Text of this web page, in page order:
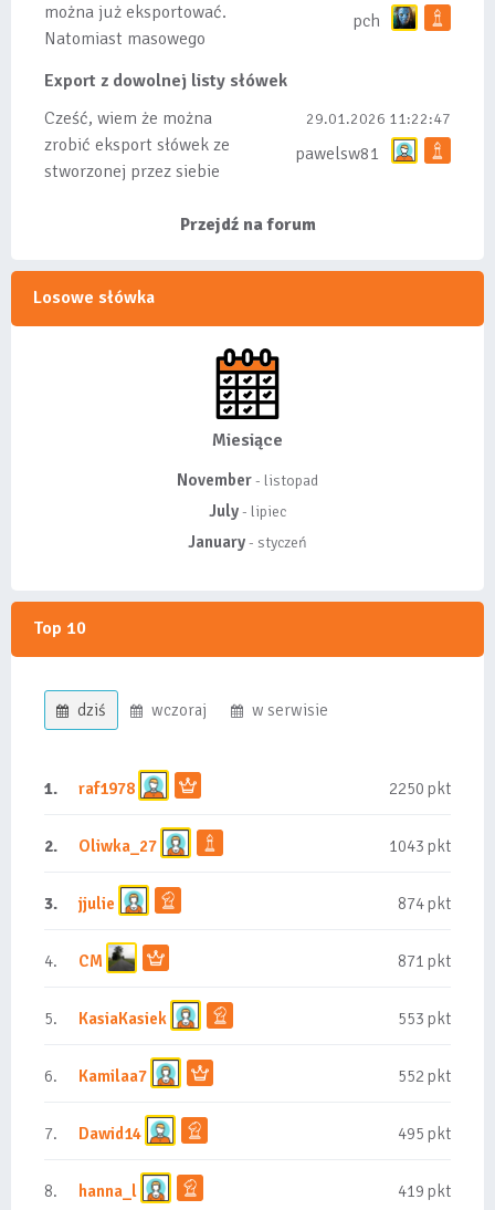
można już eksportować.
Natomiast masowego
bo wiąże się...
pch
Export z dowolnej listy słówek
Cześć, wiem że można
zrobić eksport słówek ze
stworzonej przez siebie
29.01.2026 11:22:47
pawelsw81
Przejdź na forum
Losowe słówka
Miesiące
November- listopad
July- lipiec
January- styczeń
Top 10
dziś wczoraj w serwisie
1. raf1978 2250 pkt
2. Oliwka_27 1043 pkt
3. jjulie 874 pkt
4. CM 871 pkt
5. KasiaKasiek 553 pkt
6. Kamilaa7 552 pkt
7. Dawid14 495 pkt
8. hanna_l 419 pkt